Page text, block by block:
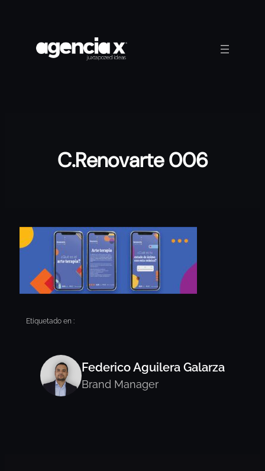
contenido
C.Renovarte 006
Etiquetado en :
Federico Aguilera Galarza
Brand Manager